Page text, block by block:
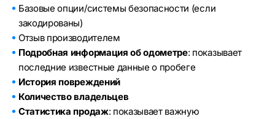
Базовые опции/системы безопасности (если
закодированы)
Отзыв производителем
Подробная информация об одометре: показывает
последние известные данные о пробеге
История повреждений
Количество владельцев
Статистика продаж: показывает важную